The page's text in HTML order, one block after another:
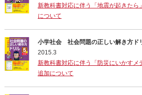
新教科書対応に伴う「地震が起きたら
について
小学社会 社会問題の正しい解き方ド
2015.3
新教科書対応に伴う「防災にいかすメ
追加について